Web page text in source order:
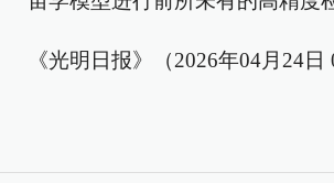
《光明日报》（2026年04月24日